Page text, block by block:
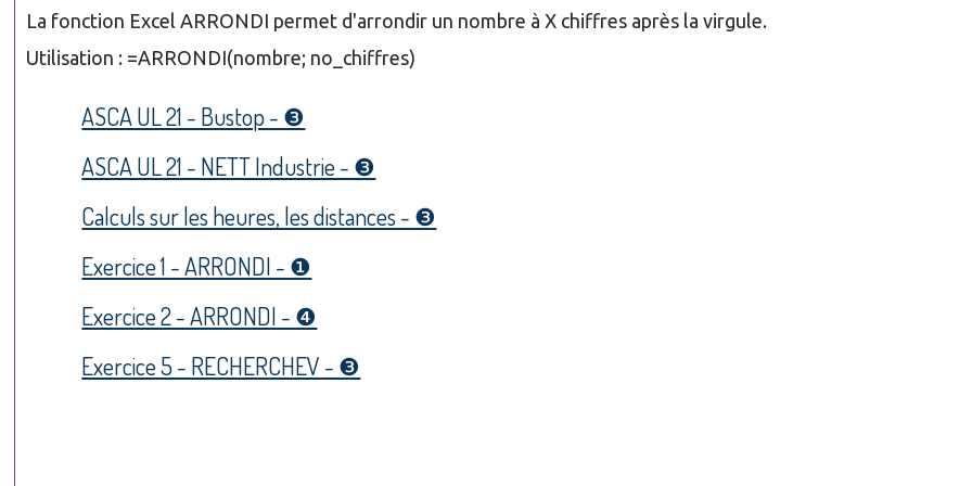
La fonction Excel ARRONDI permet d'arrondir un nombre à X chiffres après la virgule.
Utilisation : =ARRONDI(nombre; no_chiffres)
ASCA UL 21 - Bustop - ❸
ASCA UL 21 - NETT Industrie - ❸
Calculs sur les heures, les distances - ❸
Exercice 1 - ARRONDI - ❶
Exercice 2 - ARRONDI - ❹
Exercice 5 - RECHERCHEV - ❸